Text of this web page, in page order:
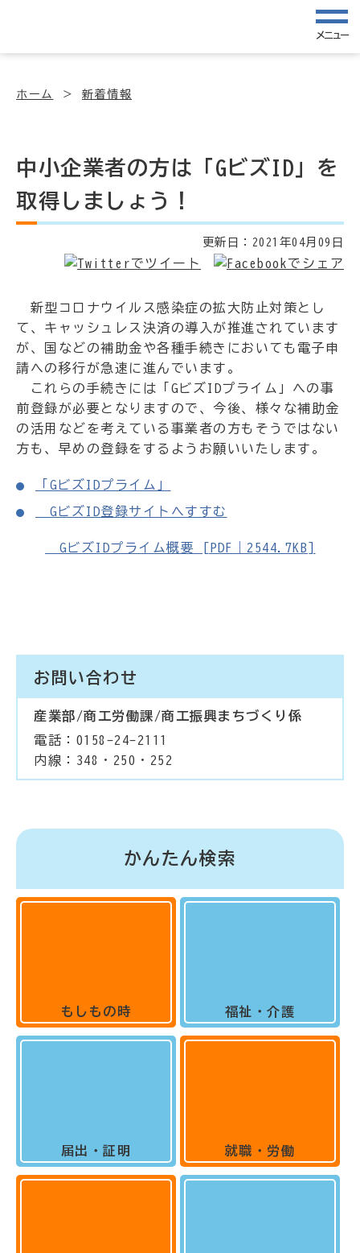
メニュー
ホーム 新着情報
中小企業者の方は「GビズID」を
取得しましょう！
更新日： 2021年04月09日
新型コロナウイルス感染症の拡大防止対策とし
て、キャッシュレス決済の導入が推進されています
が、国などの補助金や各種手続きにおいても電子申
請への移行が急速に進んでいます。
これらの手続きには「GビズIDプライム」への事
前登録が必要となりますので、今後、様々な補助金
の活用などを考えている事業者の方もそうではない
方も、早めの登録をするようお願いいたします。
「GビズIDプライム」
GビズID登録サイトへすすむ
GビズIDプライム概要 [PDF｜2544.7KB]
お問い合わせ
産業部/商工労働課/商工振興まちづくり係
電話：0158-24-2111
内線：348・250・252
かんたん検索
もしもの時
届出・証明
福祉・介護
就職・労働